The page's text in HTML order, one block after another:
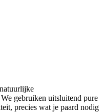
gebruiken uitsluitend pure
precies wat je paard nodig